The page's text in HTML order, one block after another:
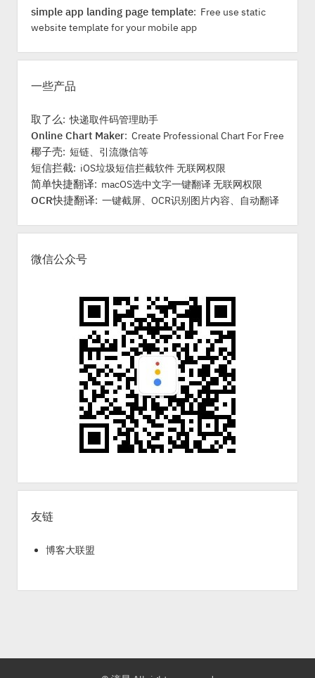
r
simple app landing page template: Free use static
website template for your mobile app
一些产品
取了么: 快递取件码管理助手
Online Chart Maker: Create Professional Chart For Free
椰子壳: 短链、引流微信等
短信拦截: iOS垃圾短信拦截软件 无联网权限
简单快捷翻译: macOS选中文字一键翻译 无联网权限
OCR快捷翻译: 一键截屏、OCR识别图片内容、自动翻译
微信公众号
友链
博客大联盟